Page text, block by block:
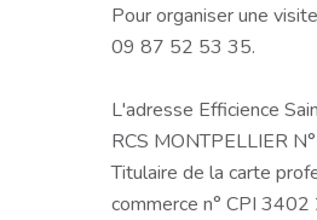
Pour organiser une
09 87 52 53 35.
L'adresse Efficience
RCS MONTPELLIER
Titulaire de la carte
commerce n° CPI